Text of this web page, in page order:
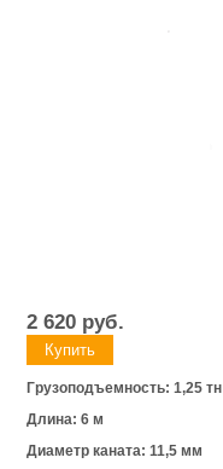
2 620 руб.
Грузоподъемность: 1,25 тн
Длина: 6 м
Диаметр каната: 11,5 мм